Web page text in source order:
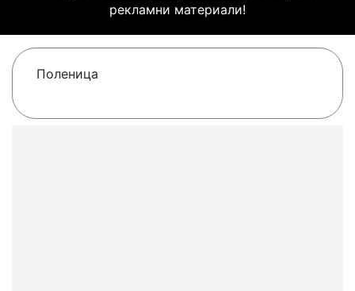
рекламни материали!
Поленица